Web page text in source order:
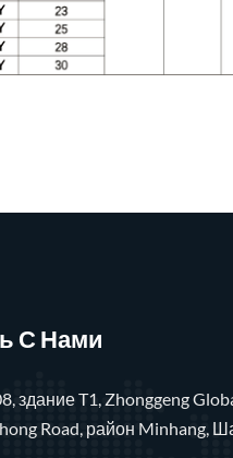
С Нами
здание T1, Zhonggeng
Road, район Minhang,